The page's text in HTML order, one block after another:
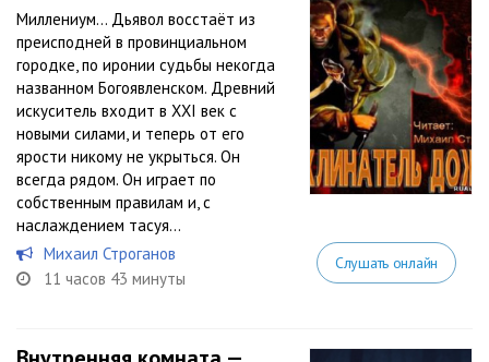
Миллениум… Дьявол восстаёт из
преисподней в провинциальном
городке, по иронии судьбы некогда
названном Богоявленском. Древний
искуситель входит в XXI век с
новыми силами, и теперь от его
ярости никому не укрыться. Он
всегда рядом. Он играет по
собственным правилам и, с
наслаждением тасуя...
Михаил Строганов
11 часов 43 минуты
Слушать онлайн